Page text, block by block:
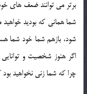
برتر مي توانند ضعف هاي
شما هماني که بوديد
شود، بازهم شما خود شما
اگر هنوز شخصيت و توانايي
چرا که شما زني نخواهيد